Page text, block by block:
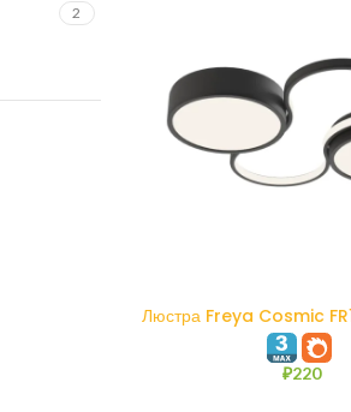
2
В КОРЗИНУ
Люстра Freya Cosmic
₽220